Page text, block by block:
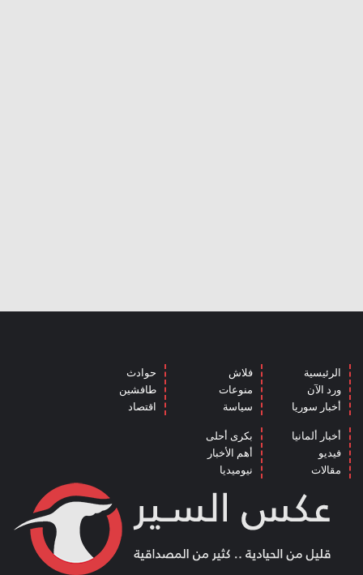
الرئيسية
ورد الآن
أخبار سوريا
فلاش
منوعات
سياسة
حوادث
طافشين
اقتصاد
أخبار ألمانيا
فيديو
مقالات
بكرى أحلى
أهم الأخبار
نيوميديا